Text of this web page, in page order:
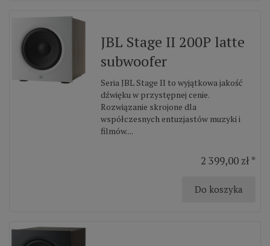
JBL Stage II 200P latte
subwoofer
Seria JBL Stage II to wyjątkowa jakość
dźwięku w przystępnej cenie.
Rozwiązanie skrojone dla
współczesnych entuzjastów muzyki i
filmów....
2 399,00 zł *
Do koszyka